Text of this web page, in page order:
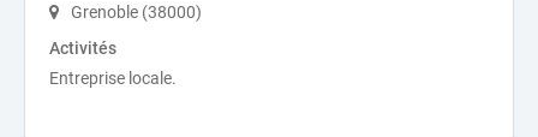
Grenoble (38000)
Activités
Entreprise locale.